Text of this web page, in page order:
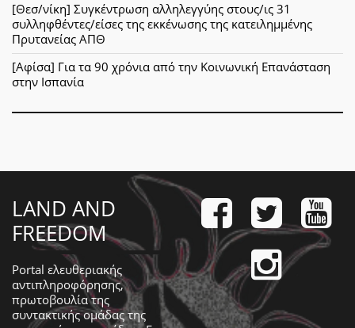
[Θεσ/νίκη] Συγκέντρωση αλληλεγγύης στους/ις 31
συλληφθέντες/είσες της εκκένωσης της κατειλημμένης
Πρυτανείας ΑΠΘ
[Αφίσα] Για τα 90 χρόνια από την Κοινωνική Επανάσταση
στην Ισπανία
LAND AND
FREEDOM
Portal ελευθεριακής
αντιπληροφόρησης,
πρωτοβουλία της
συντακτικής ομάδας της